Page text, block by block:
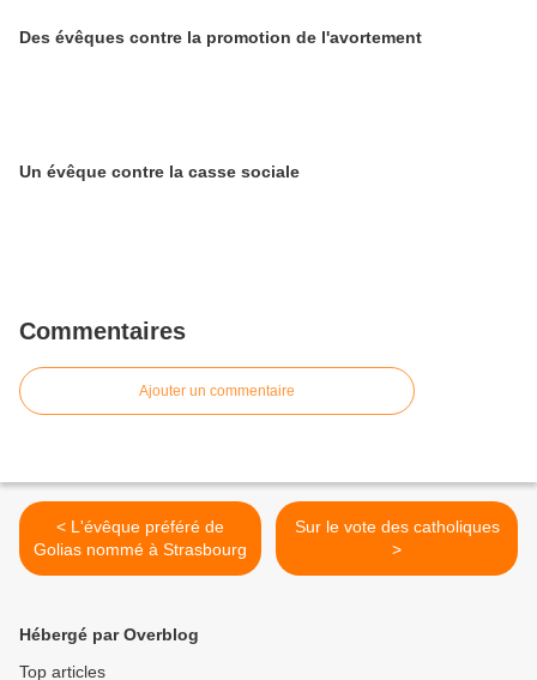
Des évêques contre la promotion de l'avortement
Un évêque contre la casse sociale
Commentaires
Ajouter un commentaire
< L'évêque préféré de
Golias nommé à Strasbourg
Sur le vote des catholiques
>
Hébergé par Overblog
Top articles